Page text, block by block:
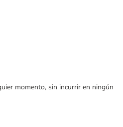
momento, sin incurrir en ningún